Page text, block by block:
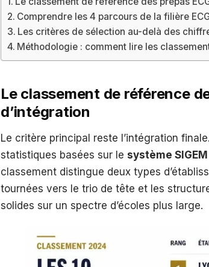
Comprendre les 4 parcours de la filière
Les critères de sélection au-delà des
Méthodologie : comment lire les
Le classement de référence
d’intégration
Le critère principal reste l’intégration
statistiques basées sur le système SIGEM
classement distingue deux types
tournées vers le trio de tête et les
solides sur un spectre d’écoles plus large.